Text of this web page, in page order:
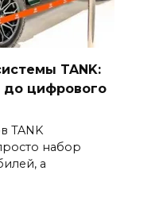
TANK:
до цифрового
TANK
набор
а